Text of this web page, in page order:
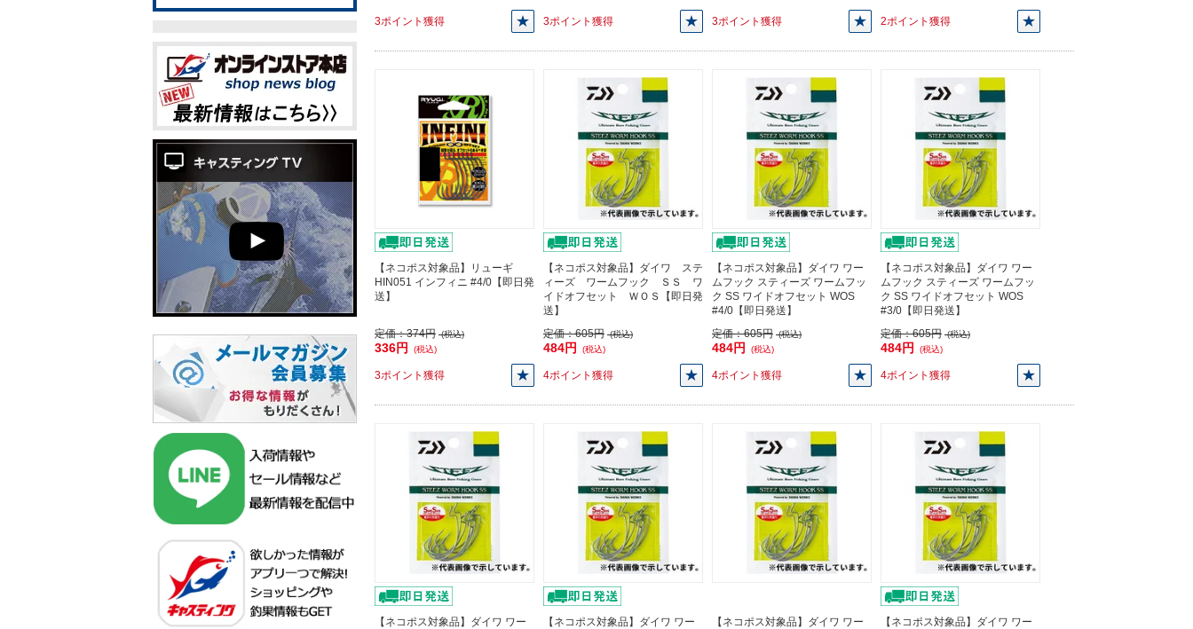
3ポイント獲得 3ポイント獲得 3ポイント獲得 2ポイント獲得
【ネコポス対象品】リューギ
HIN051 インフィニ #4/0【即日発
送】
定価：374円 (税込)
336円 (税込)
3ポイント獲得
【ネコポス対象品】ダイワ ステ
ィーズ ワームフック ＳＳ ワ
イドオフセット ＷＯＳ【即日発
送】
定価：605円 (税込)
484円 (税込)
4ポイント獲得
【ネコポス対象品】ダイワ ワー
ムフック スティーズ ワームフッ
ク SS ワイドオフセット WOS
#4/0【即日発送】
定価：605円 (税込)
484円 (税込)
4ポイント獲得
【ネコポス対象品】ダイワ ワー
ムフック スティーズ ワームフッ
ク SS ワイドオフセット WOS
#3/0【即日発送】
定価：605円 (税込)
484円 (税込)
4ポイント獲得
【ネコポス対象品】ダイワ ワー
【ネコポス対象品】ダイワ ワー
【ネコポス対象品】ダイワ ワー
【ネコポス対象品】ダイワ ワー